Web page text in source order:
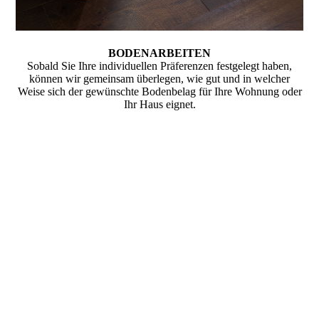
BODENARBEITEN
Sobald Sie Ihre individuellen Präferenzen festgelegt haben,
können wir gemeinsam überlegen, wie gut und in welcher
Weise sich der gewünschte Bodenbelag für Ihre Wohnung oder
Ihr Haus eignet.